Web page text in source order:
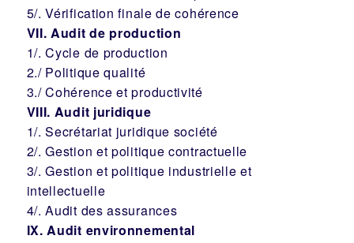
5/. Vérification finale de cohérence
VII. Audit de production
1/. Cycle de production
2./ Politique qualité
3./ Cohérence et productivité
VIII. Audit juridique
1/. Secrétariat juridique société
2/. Gestion et politique contractuelle
3/. Gestion et politique industrielle et
intellectuelle
4/. Audit des assurances
IX. Audit environnemental